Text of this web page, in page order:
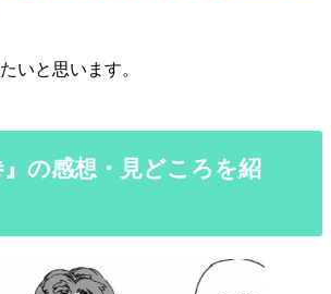
いと思います。
』の感想・見どころを紹